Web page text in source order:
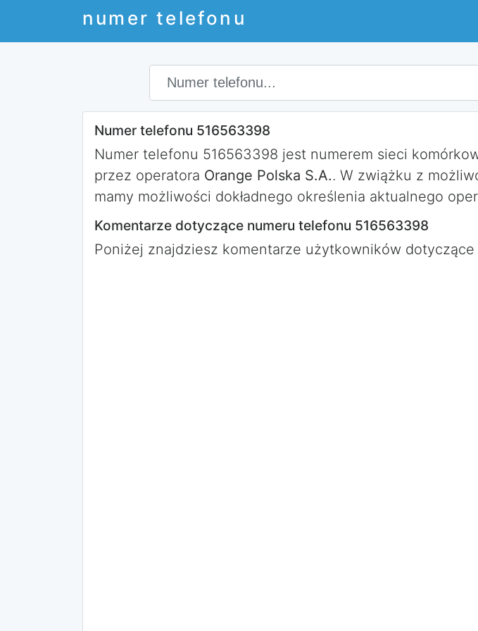
numer telefonu
Numer telefonu 516563398
Numer telefonu 516563398 jest numerem sieci
przez operatora Orange Polska S.A.. W zwiążku z
mamy możliwości dokładnego określenia aktualnego
Komentarze dotyczące numeru telefonu 516563398
Poniżej znajdziesz komentarze użytkowników